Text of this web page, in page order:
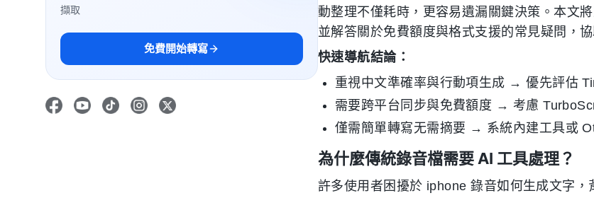
擷取
免費開始轉寫
動整理不僅耗時，更容易遺漏關鍵決策。本文
並解答關於免費額度與格式支援的常見疑問，
快速導航結論：
重視中文準確率與行動項生成 → 優先評估
需要跨平台同步與免費額度 → 考慮
僅需簡單轉寫无需摘要 → 系統內建工具或
為什麼傳統錄音檔需要 AI 工具處理？
許多使用者困擾於 iphone 錄音如何生成文字